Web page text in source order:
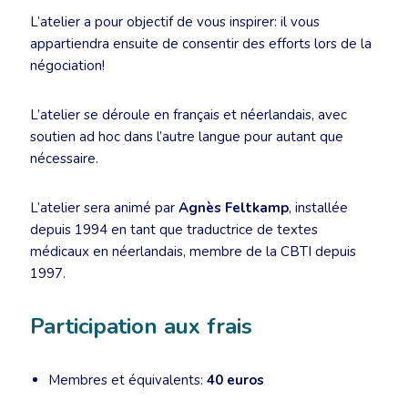
L’atelier a pour objectif de vous inspirer: il vous
appartiendra ensuite de consentir des efforts lors de la
négociation!
L’atelier se déroule en français et néerlandais, avec
soutien ad hoc dans l’autre langue pour autant que
nécessaire.
L’atelier sera animé par Agnès Feltkamp, installée
depuis 1994 en tant que traductrice de textes
médicaux en néerlandais, membre de la CBTI depuis
1997.
Participation aux frais
Membres et équivalents: 40 euros